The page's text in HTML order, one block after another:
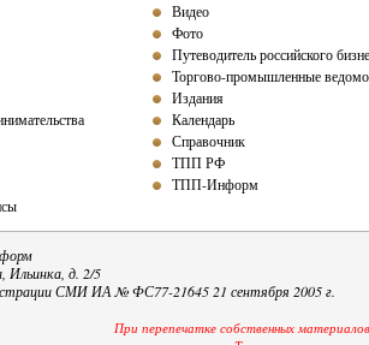
Видео
Фото
Путеводитель российского
Торгово-промышленные
Издания
Календарь
Справочник
ТПП РФ
ТПП-Информ
Ильинка, д. 2/5
СМИ ИА № ФС77-21645 21 сентября 2005 г.
При перепечатке собственных